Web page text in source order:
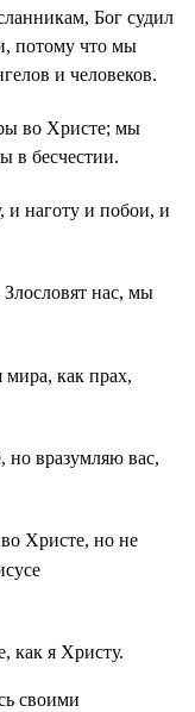
Бог судил
потому что мы
и человеков.
во Христе; мы
в бесчестии.
наготу и побои, и
нас, мы
как прах,
вразумляю вас,
Христе, но не
как я Христу.
своими